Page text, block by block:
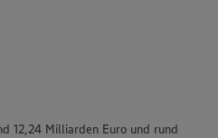
12,24 Milliarden Euro und rund